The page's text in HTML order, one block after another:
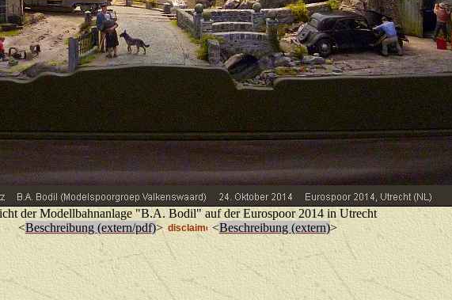
der Modellbahnanlage "B.A. Bodil" auf der Eurospoor 2014 in Utrecht
<Beschreibung (extern/pdf)> <Beschreibung (extern)>